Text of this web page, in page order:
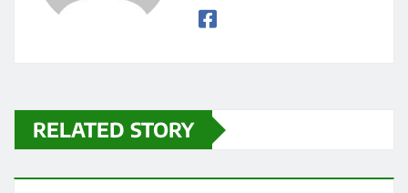
RELATED STORY